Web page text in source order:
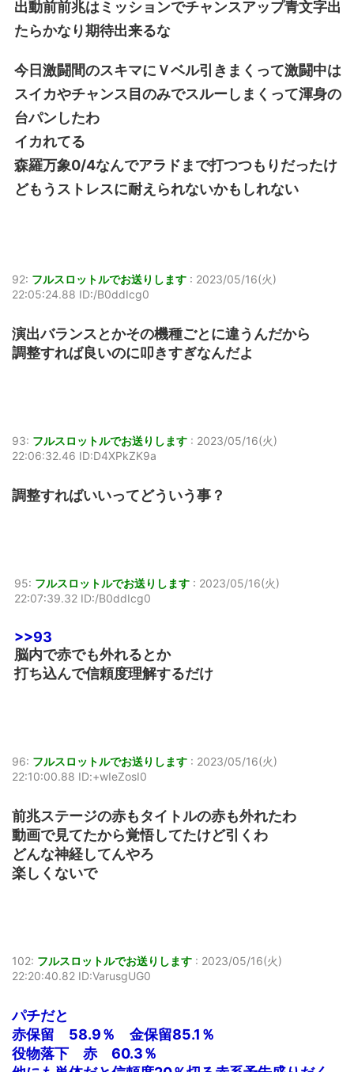
出動前前兆はミッションでチャンスアップ青文字出
たらかなり期待出来るな
今日激闘間のスキマにＶベル引きまくって激闘中は
スイカやチャンス目のみでスルーしまくって渾身の
台パンしたわ
イカれてる
森羅万象0/4なんでアラドまで打つつもりだったけ
どもうストレスに耐えられないかもしれない
92: フルスロットルでお送りします : 2023/05/16(火)
22:05:24.88 ID:/B0ddIcg0
演出バランスとかその機種ごとに違うんだから
調整すれば良いのに叩きすぎなんだよ
93: フルスロットルでお送りします : 2023/05/16(火)
22:06:32.46 ID:D4XPkZK9a
調整すればいいってどういう事？
95: フルスロットルでお送りします : 2023/05/16(火)
22:07:39.32 ID:/B0ddIcg0
>>93
脳内で赤でも外れるとか
打ち込んで信頼度理解するだけ
96: フルスロットルでお送りします : 2023/05/16(火)
22:10:00.88 ID:+wIeZosI0
前兆ステージの赤もタイトルの赤も外れたわ
動画で見てたから覚悟してたけど引くわ
どんな神経してんやろ
楽しくないで
102: フルスロットルでお送りします : 2023/05/16(火)
22:20:40.82 ID:VarusgUG0
パチだと
赤保留 58.9％ 金保留85.1％
役物落下 赤 60.3％